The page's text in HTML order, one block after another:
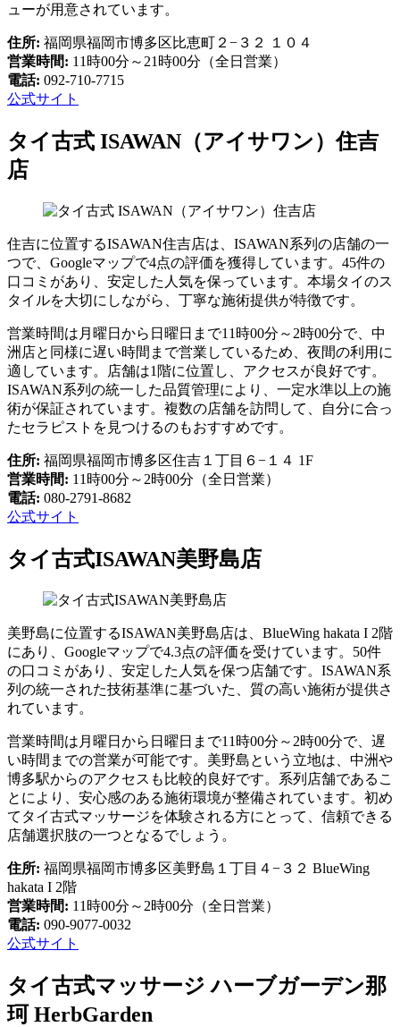
ューが用意されています。
住所: 福岡県福岡市博多区比恵町２−３２ １０４
営業時間: 11時00分～21時00分（全日営業）
電話: 092-710-7715
公式サイト
タイ古式 ISAWAN（アイサワン）住吉
店
住吉に位置するISAWAN住吉店は、ISAWAN系列の店舗の一
つで、Googleマップで4点の評価を獲得しています。45件の
口コミがあり、安定した人気を保っています。本場タイのス
タイルを大切にしながら、丁寧な施術提供が特徴です。
営業時間は月曜日から日曜日まで11時00分～2時00分で、中
洲店と同様に遅い時間まで営業しているため、夜間の利用に
適しています。店舗は1階に位置し、アクセスが良好です。
ISAWAN系列の統一した品質管理により、一定水準以上の施
術が保証されています。複数の店舗を訪問して、自分に合っ
たセラピストを見つけるのもおすすめです。
住所: 福岡県福岡市博多区住吉１丁目６−１４ 1F
営業時間: 11時00分～2時00分（全日営業）
電話: 080-2791-8682
公式サイト
タイ古式ISAWAN美野島店
美野島に位置するISAWAN美野島店は、BlueWing hakata I 2階
にあり、Googleマップで4.3点の評価を受けています。50件
の口コミがあり、安定した人気を保つ店舗です。ISAWAN系
列の統一された技術基準に基づいた、質の高い施術が提供さ
れています。
営業時間は月曜日から日曜日まで11時00分～2時00分で、遅
い時間までの営業が可能です。美野島という立地は、中洲や
博多駅からのアクセスも比較的良好です。系列店舗であるこ
とにより、安心感のある施術環境が整備されています。初め
てタイ古式マッサージを体験される方にとって、信頼できる
店舗選択肢の一つとなるでしょう。
住所: 福岡県福岡市博多区美野島１丁目４−３２ BlueWing
hakata I 2階
営業時間: 11時00分～2時00分（全日営業）
電話: 090-9077-0032
公式サイト
タイ古式マッサージ ハーブガーデン那
珂 HerbGarden